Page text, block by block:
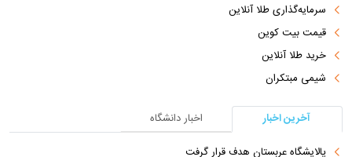
سرمایه‌گذاری طلا آنلاین
قیمت بیت کوین
خرید طلا آنلاین
شیمی مبتکران
آخرین اخبار
اخبار دانشگاه
پالایشگاه عربستان هدف قرار گرفت